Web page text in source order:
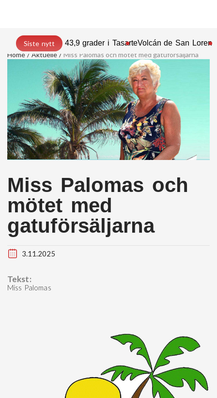
Siste nytt 43,9 grader i TasarteVolcán de San
Home
Aktuelle Miss Palomas och mötet med gatuförsäljarna
Miss Palomas och
mötet med
gatuförsäljarna
3.11.2025
Tekst:
Miss Palomas